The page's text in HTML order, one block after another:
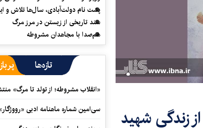
زندگی شهید
پشت نام دولت‌آبادی، سال‌ها تلاش و
سند تاریخی از زیستن در مرز مرگ
هم‌صدا با مجاهدان مشروطه
تازه‌ها
«انقلاب مشروطه؛ از تولد تا مرگ»
سی‌امین شماره ماهنامه‌ ادبی